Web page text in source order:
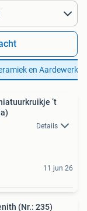
en Aardewerk
’t
Details
11 jun 26
(Nr.: 235)